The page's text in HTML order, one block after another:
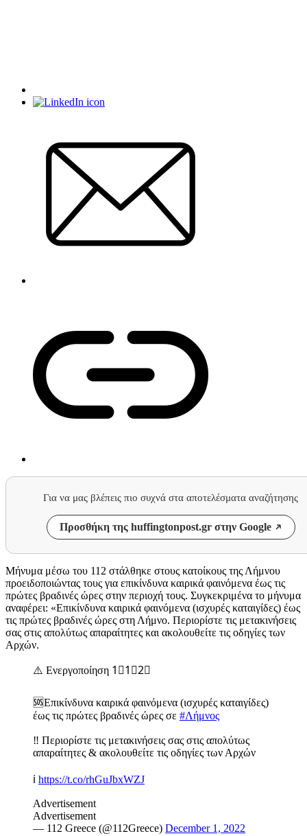
Για να μας βλέπεις πιο συχνά στα αποτελέσματα αναζήτησης
Προσθήκη της huffingtonpost.gr στην Google
Μήνυμα μέσω του 112 στάλθηκε στους κατοίκους της Λήμνου
προειδοποιώντας τους για επικίνδυνα καιρικά φαινόμενα έως τις
πρώτες βραδινές ώρες στην περιοχή τους. Συγκεκριμένα το μήνυμα
αναφέρει: «Επικίνδυνα καιρικά φαινόμενα (ισχυρές καταιγίδες) έως
τις πρώτες βραδινές ώρες στη Λήμνο. Περιορίστε τις μετακινήσεις
σας στις απολύτως απαραίτητες και ακολουθείτε τις οδηγίες των
Αρχών.
⚠️ Ενεργοποίηση 1⃣1⃣2⃣
🆘Επικίνδυνα καιρικά φαινόμενα (ισχυρές καταιγίδες)
έως τις πρώτες βραδινές ώρες σε #Λήμνος
‼️ Περιορίστε τις μετακινήσεις σας στις απολύτως
απαραίτητες & ακολουθείτε τις οδηγίες των Αρχών
ℹ️ https://t.co/rhGuJbxWZJ
Advertisement
Advertisement
— 112 Greece (@112Greece) December 1, 2022